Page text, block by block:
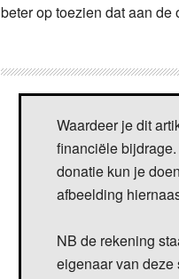
beter op toezien dat aan
Waardeer je dit
financiële
donatie kun je
afbeelding
NB de rekening
eigenaar van deze